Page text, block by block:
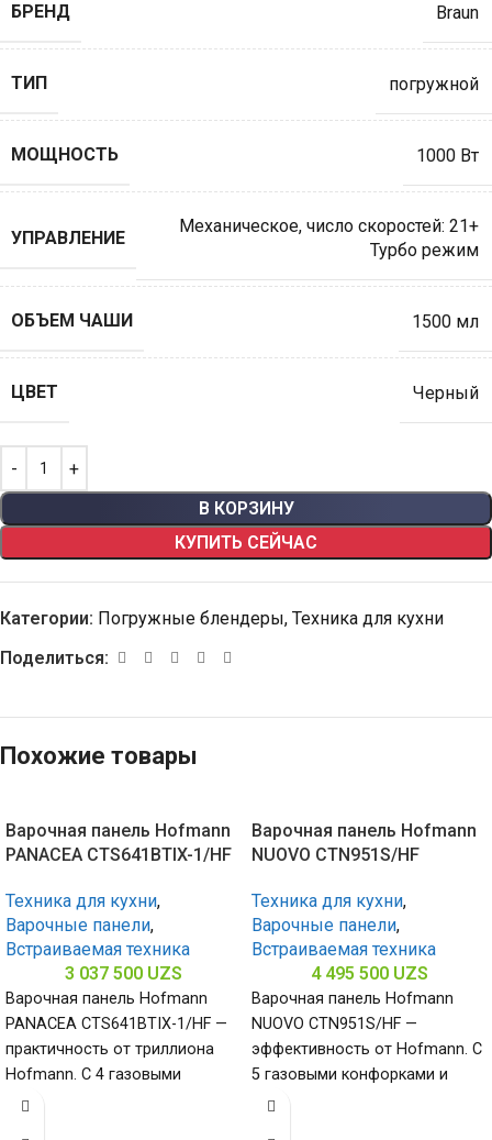
БРЕНД Braun
ТИП погружной
МОЩНОСТЬ 1000 Вт
УПРАВЛЕНИЕ
Механическое, число скоростей: 21+
Турбо режим
ОБЪЕМ ЧАШИ 1500 мл
ЦВЕТ Черный
В КОРЗИНУ
КУПИТЬ СЕЙЧАС
Категории: Погружные блендеры, Техника для кухни
Поделиться:
Похожие товары
Варочная панель Hofmann
PANACEA CTS641BTIX-1/HF
Техника для кухни,
Варочные панели,
Встраиваемая техника
3 037 500 UZS
Варочная панель Hofmann
PANACEA CTS641BTIX-1/HF —
практичность от триллиона
Hofmann. С 4 газовыми
конфорками и поверхностью
Варочная панель Hofmann
NUOVO CTN951S/HF
Техника для кухни,
Варочные панели,
Встраиваемая техника
4 495 500 UZS
Варочная панель Hofmann
NUOVO CTN951S/HF —
эффективность от Hofmann. С
5 газовыми конфорками и
поверхностью из закалённого